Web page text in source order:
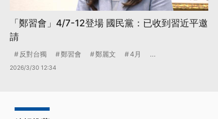
「鄭習會」4/7-12登場 國民黨：已收到習近平邀
請
反對台獨 鄭習會 鄭麗文 4月 ...
2026/3/30 12:34